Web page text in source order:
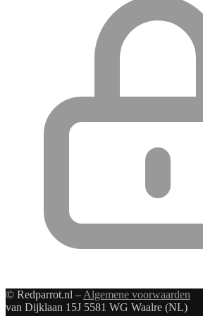
© Redparrot.nl – Algemene voorwaarden
van Dijklaan 15J 5581 WG Waalre (NL)